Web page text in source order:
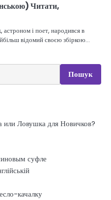
Читати,
і поет, народився в
відомий своєю збіркою…
Пошук
Ловушка для Новичков?
суфле
качалку